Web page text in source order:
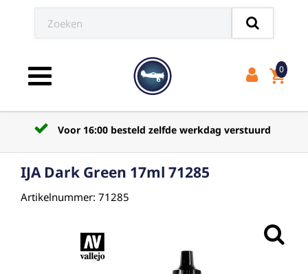
Toggle navigation shopping_cart
0
Voor 16:00 besteld zelfde werkdag verstuurd
IJA Dark Green 17ml 71285
Artikelnummer: 71285